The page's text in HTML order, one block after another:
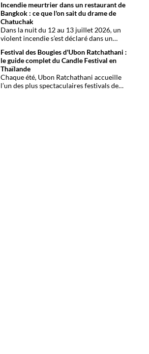
international de Phuket, situé à un peu plus
d’une heure de route. Que vous arriviez de
Bangkok, Phuket, Krabi, Surat Thani ou de
Khao Sok, voici toutes les solutions pour
organiser votre trajet dans les meilleures
conditions.
Incendie meurtrier dans un restaurant de
Bangkok : ce que l'on sait du drame de
Chatuchak
Dans la nuit du 12 au 13 juillet 2026, un
violent incendie s’est déclaré dans un
quartier de Chatuchak, à Bangkok. Le bilan
provisoire est particulièrement lourd avec
au moins 27 morts et plusieurs dizaines de
blessés.
Festival des Bougies d'Ubon Ratchathani :
le guide complet du Candle Festival en
Thaïlande
Chaque été, Ubon Ratchathani accueille
l’un des plus spectaculaires festivals de